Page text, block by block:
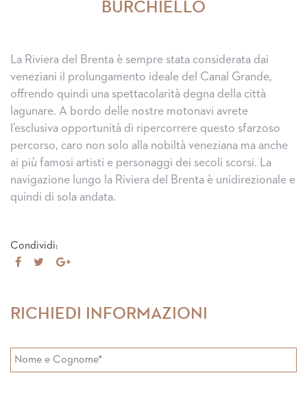
BURCHIELLO
La Riviera del Brenta è sempre stata considerata dai
veneziani il prolungamento ideale del Canal Grande,
offrendo quindi una spettacolarità degna della città
lagunare. A bordo delle nostre motonavi avrete
l’esclusiva opportunità di ripercorrere questo sfarzoso
percorso, caro non solo alla nobiltà veneziana ma anche
ai più famosi artisti e personaggi dei secoli scorsi. La
navigazione lungo la Riviera del Brenta è unidirezionale e
quindi di sola andata.
Condividi:
Share TweetShare
RICHIEDI INFORMAZIONI